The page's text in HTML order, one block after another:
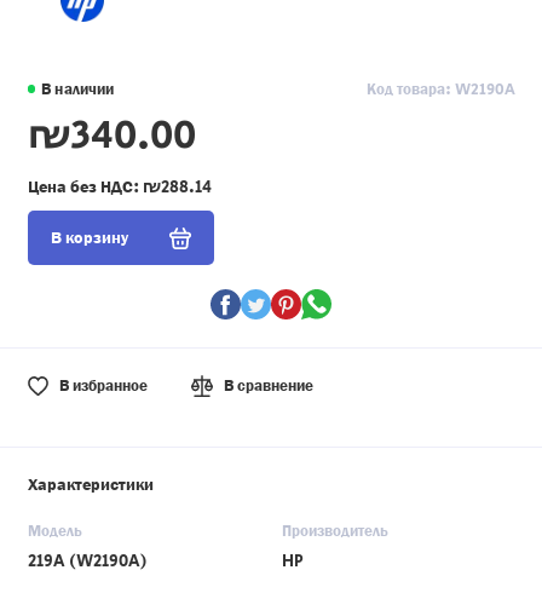
В наличии Код товара: W2190A
₪340.00
Цена без НДС: ₪288.14
В корзину
В избранное В сравнение
Характеристики
Модель
219A (W2190A)
Производитель
HP